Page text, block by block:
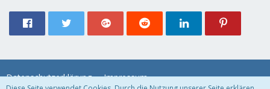
Datenschutzerklärung Impressum